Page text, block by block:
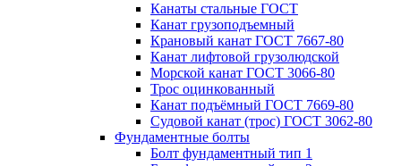
Канаты стальные ГОСТ
Канат грузоподъемный
Крановый канат ГОСТ 7667-80
Канат лифтовой грузолюдской
Морской канат ГОСТ 3066-80
Трос оцинкованный
Канат подъёмный ГОСТ 7669-80
Судовой канат (трос) ГОСТ 3062-80
Фундаментные болты
Болт фундаментный тип 1